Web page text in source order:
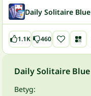
Daily Solitaire Blue
1.1K 460
Daily Solitaire Blue
Betyg: